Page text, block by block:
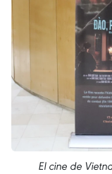
El cine de